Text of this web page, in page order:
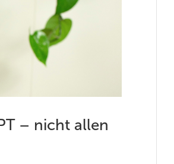
– nicht allen